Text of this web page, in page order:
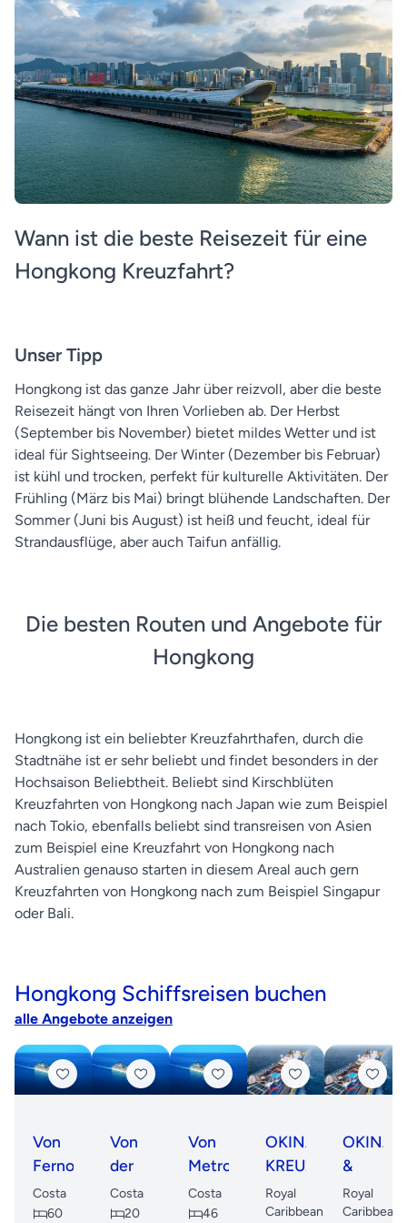
Wann ist die beste Reisezeit für eine
Hongkong Kreuzfahrt?
Unser Tipp
Hongkong ist das ganze Jahr über reizvoll, aber die beste
Reisezeit hängt von Ihren Vorlieben ab. Der Herbst
(September bis November) bietet mildes Wetter und ist
ideal für Sightseeing. Der Winter (Dezember bis Februar)
ist kühl und trocken, perfekt für kulturelle Aktivitäten. Der
Frühling (März bis Mai) bringt blühende Landschaften. Der
Sommer (Juni bis August) ist heiß und feucht, ideal für
Strandausflüge, aber auch Taifun anfällig.
Die besten Routen und Angebote für
Hongkong
Hongkong ist ein beliebter Kreuzfahrthafen, durch die
Stadtnähe ist er sehr beliebt und findet besonders in der
Hochsaison Beliebtheit. Beliebt sind Kirschblüten
Kreuzfahrten von Hongkong nach Japan wie zum Beispiel
nach Tokio, ebenfalls beliebt sind transreisen von Asien
zum Beispiel eine Kreuzfahrt von Hongkong nach
Australien genauso starten in diesem Areal auch gern
Kreuzfahrten von Hongkong nach zum Beispiel Singapur
oder Bali.
Hongkong Schiffsreisen buchen
alle Angebote anzeigen
Von
Fernost
zu
lateinamerikanischen
Costa
60
Von
der
Perlflussmündung
zur
Costa
20
Von
Metropolen
zu
Paradiesen:
Costa
46
OKINAWA-
KREUZFAHRT
Royal
Caribbean
&
Royal
Caribbean